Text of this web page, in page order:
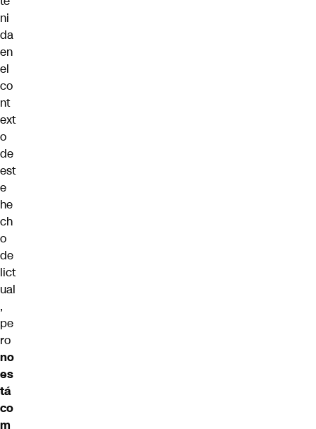
ni
da
en
el
co
nt
ext
o
de
est
e
he
ch
o
de
lict
ual
,
pe
ro
no
es
tá
co
m